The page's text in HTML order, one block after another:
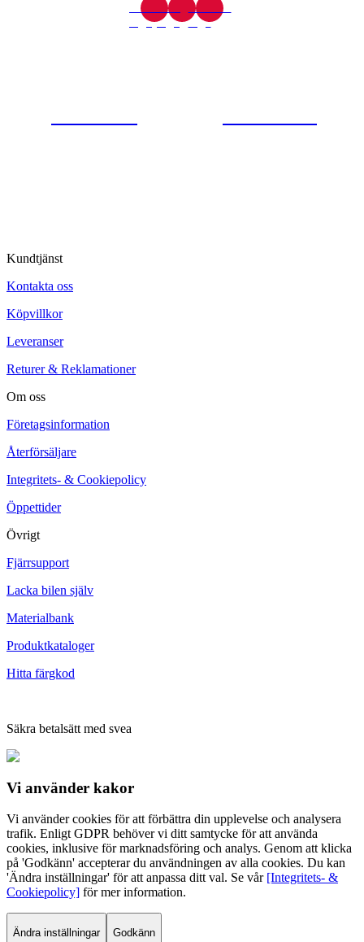
Kundtjänst
Kontakta oss
Köpvillkor
Leveranser
Returer & Reklamationer
Om oss
Företagsinformation
Återförsäljare
Integritets- & Cookiepolicy
Öppettider
Övrigt
Fjärrsupport
Lacka bilen själv
Materialbank
Produktkataloger
Hitta färgkod
Säkra betalsätt med svea
Vi använder kakor
Vi använder cookies för att förbättra din upplevelse och analysera
trafik. Enligt GDPR behöver vi ditt samtycke för att använda
cookies, inklusive för marknadsföring och analys. Genom att klicka
på 'Godkänn' accepterar du användningen av alla cookies. Du kan
'Ändra inställningar' för att anpassa ditt val. Se vår [Integritets- &
Cookiepolicy] för mer information.
Ändra inställningar Godkänn